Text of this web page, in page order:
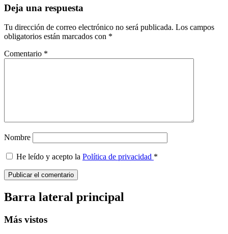
Deja una respuesta
Tu dirección de correo electrónico no será publicada. Los campos
obligatorios están marcados con *
Comentario *
Nombre
He leído y acepto la Política de privacidad *
Barra lateral principal
Más vistos